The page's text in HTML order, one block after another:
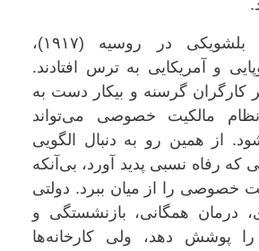
پس از انقلاب بلشویکی در روسیه (۱۹۱۷)،
و آمریکایی به ترس افتادند.
گرسنه و بیکار دست به
مالکیت خصوصی می‌تواند
از همین رو به دنبال الگویی
رفاه نسبی پدید آورد، بی‌آنکه
را از میان ببرد. دولتی
درمان همگانی، بازنشستگی و
پوشش دهد، ولی کارخانه‌ها